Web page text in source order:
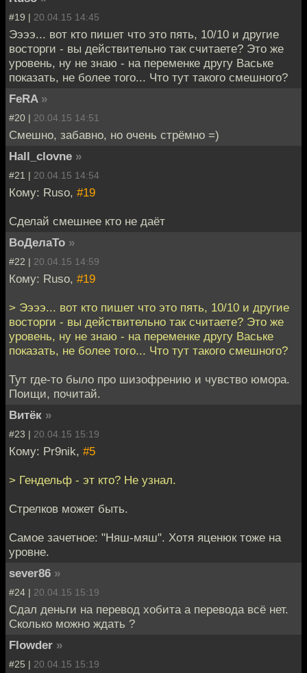
#19 | 20.04.15 14:45
Ээээ... вот кто пишет что это пять, 10/10 и другие
восторги - вы действительно так считаете? Это же
уровень, ну не знаю - на переменке другу Ваське
показать, не более того... Что тут такого смешного?
FeRA »
#20 | 20.04.15 14:51
Смешно, забавно, но очень стрёмно =)
Hall_clovne »
#21 | 20.04.15 14:54
Кому: Ruso, #19
Сделай смешнее кто не даёт
ВоДелаТо »
#22 | 20.04.15 14:59
Кому: Ruso, #19
> Ээээ... вот кто пишет что это пять, 10/10 и другие
восторги - вы действительно так считаете? Это же
уровень, ну не знаю - на переменке другу Ваське
показать, не более того... Что тут такого смешного?
Тут где-то было про шизофрению и чувство юмора.
Поищи, почитай.
Витёк »
#23 | 20.04.15 15:19
Кому: Pr9nik, #5
> Гендельф - эт кто? Не узнал.
Стрелков может быть.
Самое зачетное: "Няш-мяш". Хотя яценюк тоже на
уровне.
sever86 »
#24 | 20.04.15 15:19
Сдал деньги на перевод хобита а перевода всё нет.
Сколько можно ждать ?
Flowder »
#25 | 20.04.15 15:19